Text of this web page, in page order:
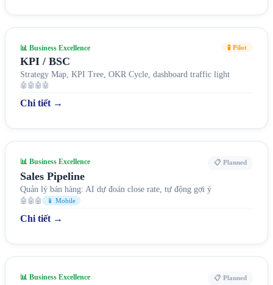
📊 Business Excellence 🧪 Pilot
KPI / BSC
Strategy Map, KPI Tree, OKR Cycle, dashboard traffic light
🤖🤖🤖🤖
Chi tiết →
📊 Business Excellence 📋 Planned
Sales Pipeline
Quản lý bán hàng: AI dự đoán close rate, tự động gợi ý
🤖🤖🤖 📱 Mobile
Chi tiết →
📊 Business Excellence 📋 Planned